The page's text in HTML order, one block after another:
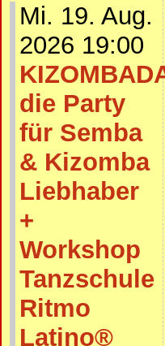
Mi. 19. Aug.
2026 19:00
die Party
für Semba
& Kizomba
Liebhaber
+
Workshop
Tanzschule
Ritmo
Latino®